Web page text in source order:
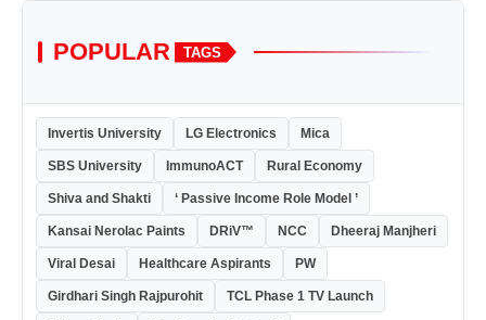
POPULAR TAGS
Invertis University LG Electronics Mica
SBS University ImmunoACT Rural Economy
Shiva and Shakti ‘ Passive Income Role Model ’
Kansai Nerolac Paints DRiV™ NCC Dheeraj Manjheri
Viral Desai Healthcare Aspirants PW
Girdhari Singh Rajpurohit TCL Phase 1 TV Launch